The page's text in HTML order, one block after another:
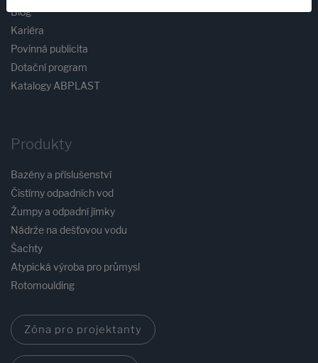
Blog
Kariéra
Povinná publicita
Dotační program
Katalogy ABPLAST
Produkty
Bazény a příslušenství
Čistírny odpadních vod
Žumpy a odpadní jímky
Nádrže na dešťovou vodu
Šachty
Atypická výroba pro průmysl
Rotomoulding
Zóna pro projektanty